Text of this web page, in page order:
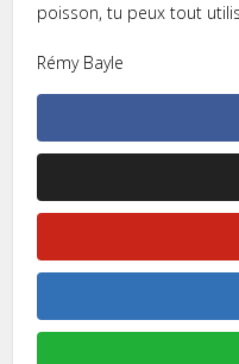
poisson, tu peux tout
Rémy Bayle